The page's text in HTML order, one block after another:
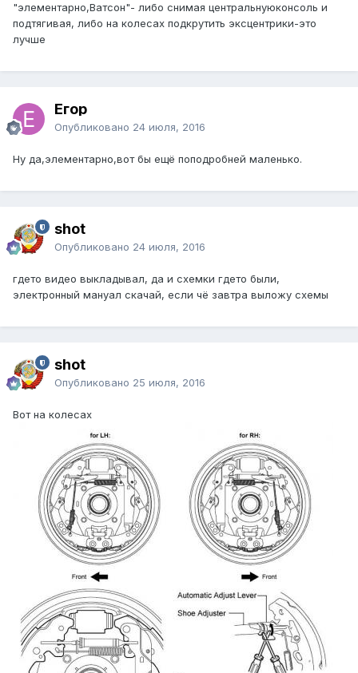
"элементарно,Ватсон"- либо снимая центральнуюконсоль и
подтягивая, либо на колесах подкрутить эксцентрики-это
лучше
Егор
Опубликовано 24 июля, 2016
Ну да,элементарно,вот бы ещё поподробней маленько.
shot
Опубликовано 24 июля, 2016
гдето видео выкладывал, да и схемки гдето были,
электронный мануал скачай, если чё завтра выложу схемы
shot
Опубликовано 25 июля, 2016
Вот на колесах